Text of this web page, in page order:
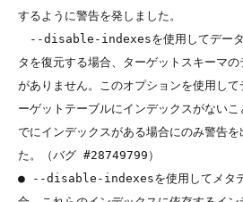
するように警告を発しました。
--disable-indexesを使用してデータ
タを復元する場合、ターゲットスキーマ
がありません。このオプションを使用し
ーゲットテーブルにインデックスがない
でにインデックスがある場合にのみ警告
た。（バグ #28749799）
● --disable-indexesを使用してメタデ